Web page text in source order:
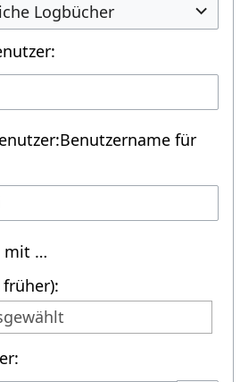
Logbücher
für
mit …